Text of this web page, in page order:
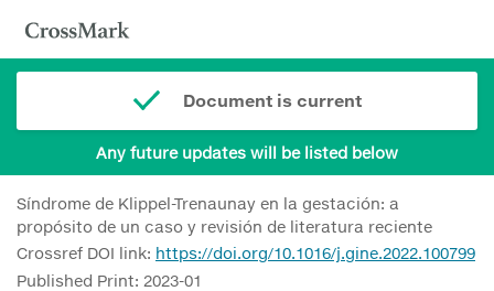
Document is current
Any future updates will be listed below
Síndrome de Klippel-Trenaunay en la gestación: a
propósito de un caso y revisión de literatura reciente
Crossref DOI link: https://doi.org/10.1016/j.gine.2022.100799
Published Print: 2023-01